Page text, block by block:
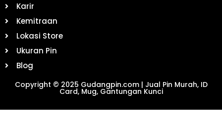
Karir
Kemitraan
Lokasi Store
Ukuran Pin
Blog
Copyright © 2025 Gudangpin.com | Jual Pin Murah, ID
Card, Mug, Gantungan Kunci